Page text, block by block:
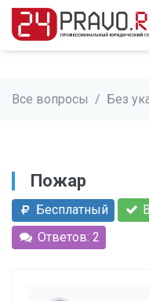
Все вопросы / Без
Пожар
Бесплатный
Ответов: 2